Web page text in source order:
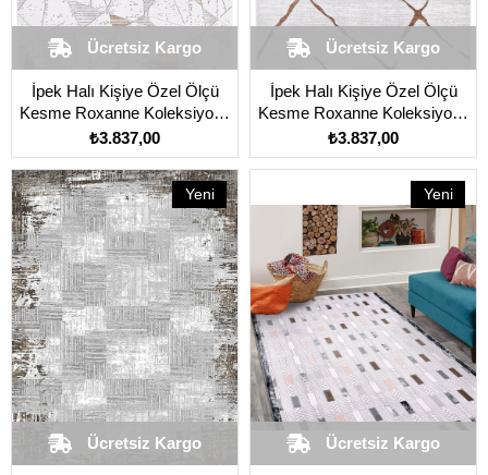
İpek Halı Kişiye Özel Ölçü
Kesme Roxanne Koleksiyonu
17169 Gri
₺3.837,00
Ücretsiz Kargo
İpek Halı Kişiye Özel Ölçü
Kesme Roxanne Koleksiyonu
17171 Gri
₺3.837,00
Ücretsiz Kargo
Ücretsiz Kargo
Yeni
Ürün
Ücretsiz Kargo
Yeni
Ürün